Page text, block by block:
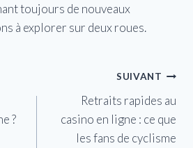
toujours de nouveaux
à explorer sur deux roues.
?
SUIVANT
Retraits rapides au
casino en ligne : ce que
les fans de cyclisme